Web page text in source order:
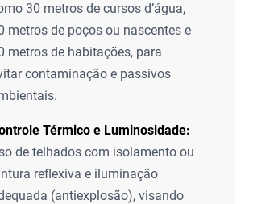
30 metros de cursos d’água,
metros de poços ou nascentes e
metros de habitações, para
contaminação e passivos
Térmico e Luminosidade:
de telhados com isolamento ou
reflexiva e iluminação
(antiexplosão), visando